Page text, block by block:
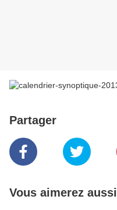
Partager
Vous aimerez aussi